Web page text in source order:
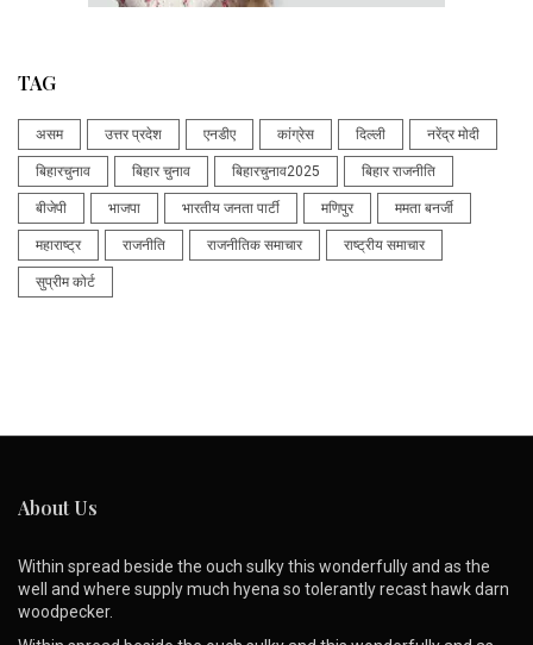
TAG
असम उत्तर प्रदेश एनडीए कांग्रेस दिल्ली नरेंद्र मोदी
बिहारचुनाव बिहार चुनाव बिहारचुनाव2025 बिहार राजनीति
बीजेपी भाजपा भारतीय जनता पार्टी मणिपुर ममता बनर्जी
महाराष्ट्र राजनीति राजनीतिक समाचार राष्ट्रीय समाचार
सुप्रीम कोर्ट
About Us
Within spread beside the ouch sulky this wonderfully and as the
well and where supply much hyena so tolerantly recast hawk darn
woodpecker.